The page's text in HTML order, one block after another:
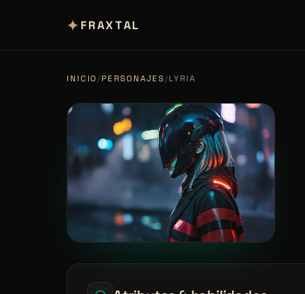
✦ FRAXTAL
INICIO / PERSONAJES / LYRIA